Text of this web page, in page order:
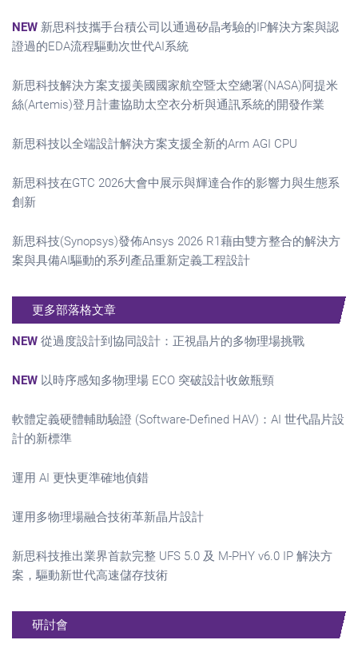
NEW 新思科技攜手台積公司以通過矽晶考驗的IP解決方案與認
證過的EDA流程驅動次世代AI系統
新思科技解決方案支援美國國家航空暨太空總署(NASA)阿提米
絲(Artemis)登月計畫協助太空衣分析與通訊系統的開發作業
新思科技以全端設計解決方案支援全新的Arm AGI CPU
新思科技在GTC 2026大會中展示與輝達合作的影響力與生態系
創新
新思科技(Synopsys)發佈Ansys 2026 R1藉由雙方整合的解決方
案與具備AI驅動的系列產品重新定義工程設計
更多部落格文章
NEW 從過度設計到協同設計：正視晶片的多物理場挑戰
NEW 以時序感知多物理場 ECO 突破設計收斂瓶頸
軟體定義硬體輔助驗證 (Software-Defined HAV)：AI 世代晶片設
計的新標準
運用 AI 更快更準確地偵錯
運用多物理場融合技術革新晶片設計
新思科技推出業界首款完整 UFS 5.0 及 M-PHY v6.0 IP 解決方
案，驅動新世代高速儲存技術
研討會